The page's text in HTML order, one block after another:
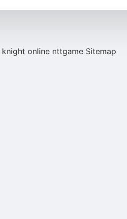
knight online nttgame Sitemap